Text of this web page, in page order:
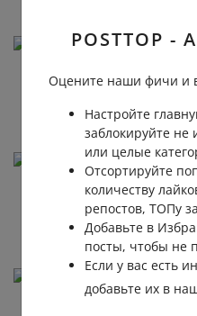
Милана Аликовна
совсем не
1 год назад 0
Наталья Бахарева
а у меня нет сада.
люблю поесть, но
1 год назад 0
Анна Карцева
Бесят
POSTTOP -
Оцените наши фичи и
Настройте
заблокируйте
или целые
Отсортируйте
количеству
репостов, ТОПу
Добавьте в
посты, чтобы не
Если у вас есть
добавьте их в